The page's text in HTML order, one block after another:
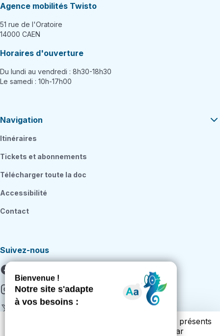
Agence mobilités Twisto
51 rue de l'Oratoire
14000 CAEN
Horaires d'ouverture
Du lundi au vendredi : 8h30-18h30
Le samedi : 10h-17h00
Navigation
Itinéraires
Tickets et abonnements
Télécharger toute la doc
Accessibilité
Contact
Suivez-nous
Instagram
Vous trouverez ci-dessous la liste des cookies présents
sur notre site. Cette liste vous est présentée par